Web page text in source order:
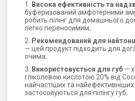
Висока ефективність та
буферизований амфотерними
робить пілінг для домашнього
легко переносимим;
Рекомендований для
— цей продукт підходить для
очима;
Використовується для губ —
гліколевою кислотою 20% від
найчастіших та
застосовуються для пілінгу губ;